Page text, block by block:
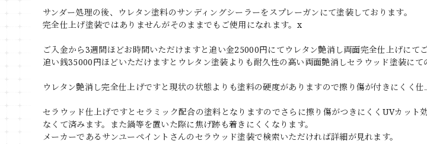
サンダー処理の後、ウレタン塗料のサンディングシーラーをスプレーガンにて塗装しております。
完全仕上げ塗装ではありませんがそのままでもご使用になれます。x
ご入金から3週間ほどお時間いただけますと追い金25000円にてウレタン艶消し両面完全仕上げにてご
追い銭35000円ほどいただけますとウレタン塗装よりも耐久性の高い両面艶消しセラウッド塗装に
ウレタン艶消し完全仕上げですと現状の状態よりも塗料の硬度がありますので擦り傷が付きにくく仕
セラウッド仕上げですとセラミック配合の塗料となりますのでさらに擦り傷がつきにくくUVカット
なくて済みます。また鍋等を置いた際に焦げ跡も着きにくくなります。
メーカーであるサンユーペイントさんのセラウッド塗装で検索いただければ詳細が見れます。